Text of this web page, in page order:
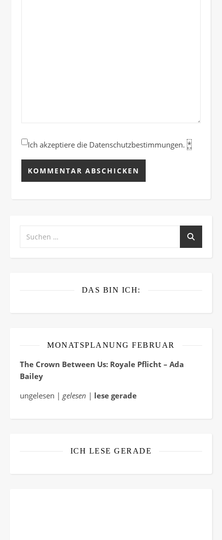
Ich akzeptiere die Datenschutzbestimmungen. *
DAS BIN ICH:
MONATSPLANUNG FEBRUAR
The Crown Between Us: Royale Pflicht – Ada
Bailey
ungelesen | gelesen | lese gerade
ICH LESE GERADE